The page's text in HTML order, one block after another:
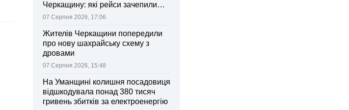
Черкащину: які рейси зачепили
зміни
07 Серпня 2026, 17:06
Жителів Черкащини попередили
про нову шахрайську схему з
дровами
07 Серпня 2026, 15:48
На Уманщині колишня посадовиця
відшкодувала понад 380 тисяч
гривень збитків за електроенергію